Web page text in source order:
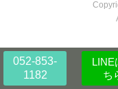
052-853-
1182
LINE
ち